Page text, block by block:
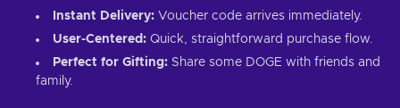
Instant Delivery: Voucher code arrives immediately.
User-Centered: Quick, straightforward purchase flow.
Perfect for Gifting: Share some DOGE with friends and
family.